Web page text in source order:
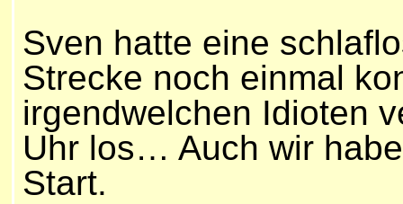
Sven hatte eine
Strecke noch einmal
irgendwelchen Idioten
Uhr los… Auch wir
Start.